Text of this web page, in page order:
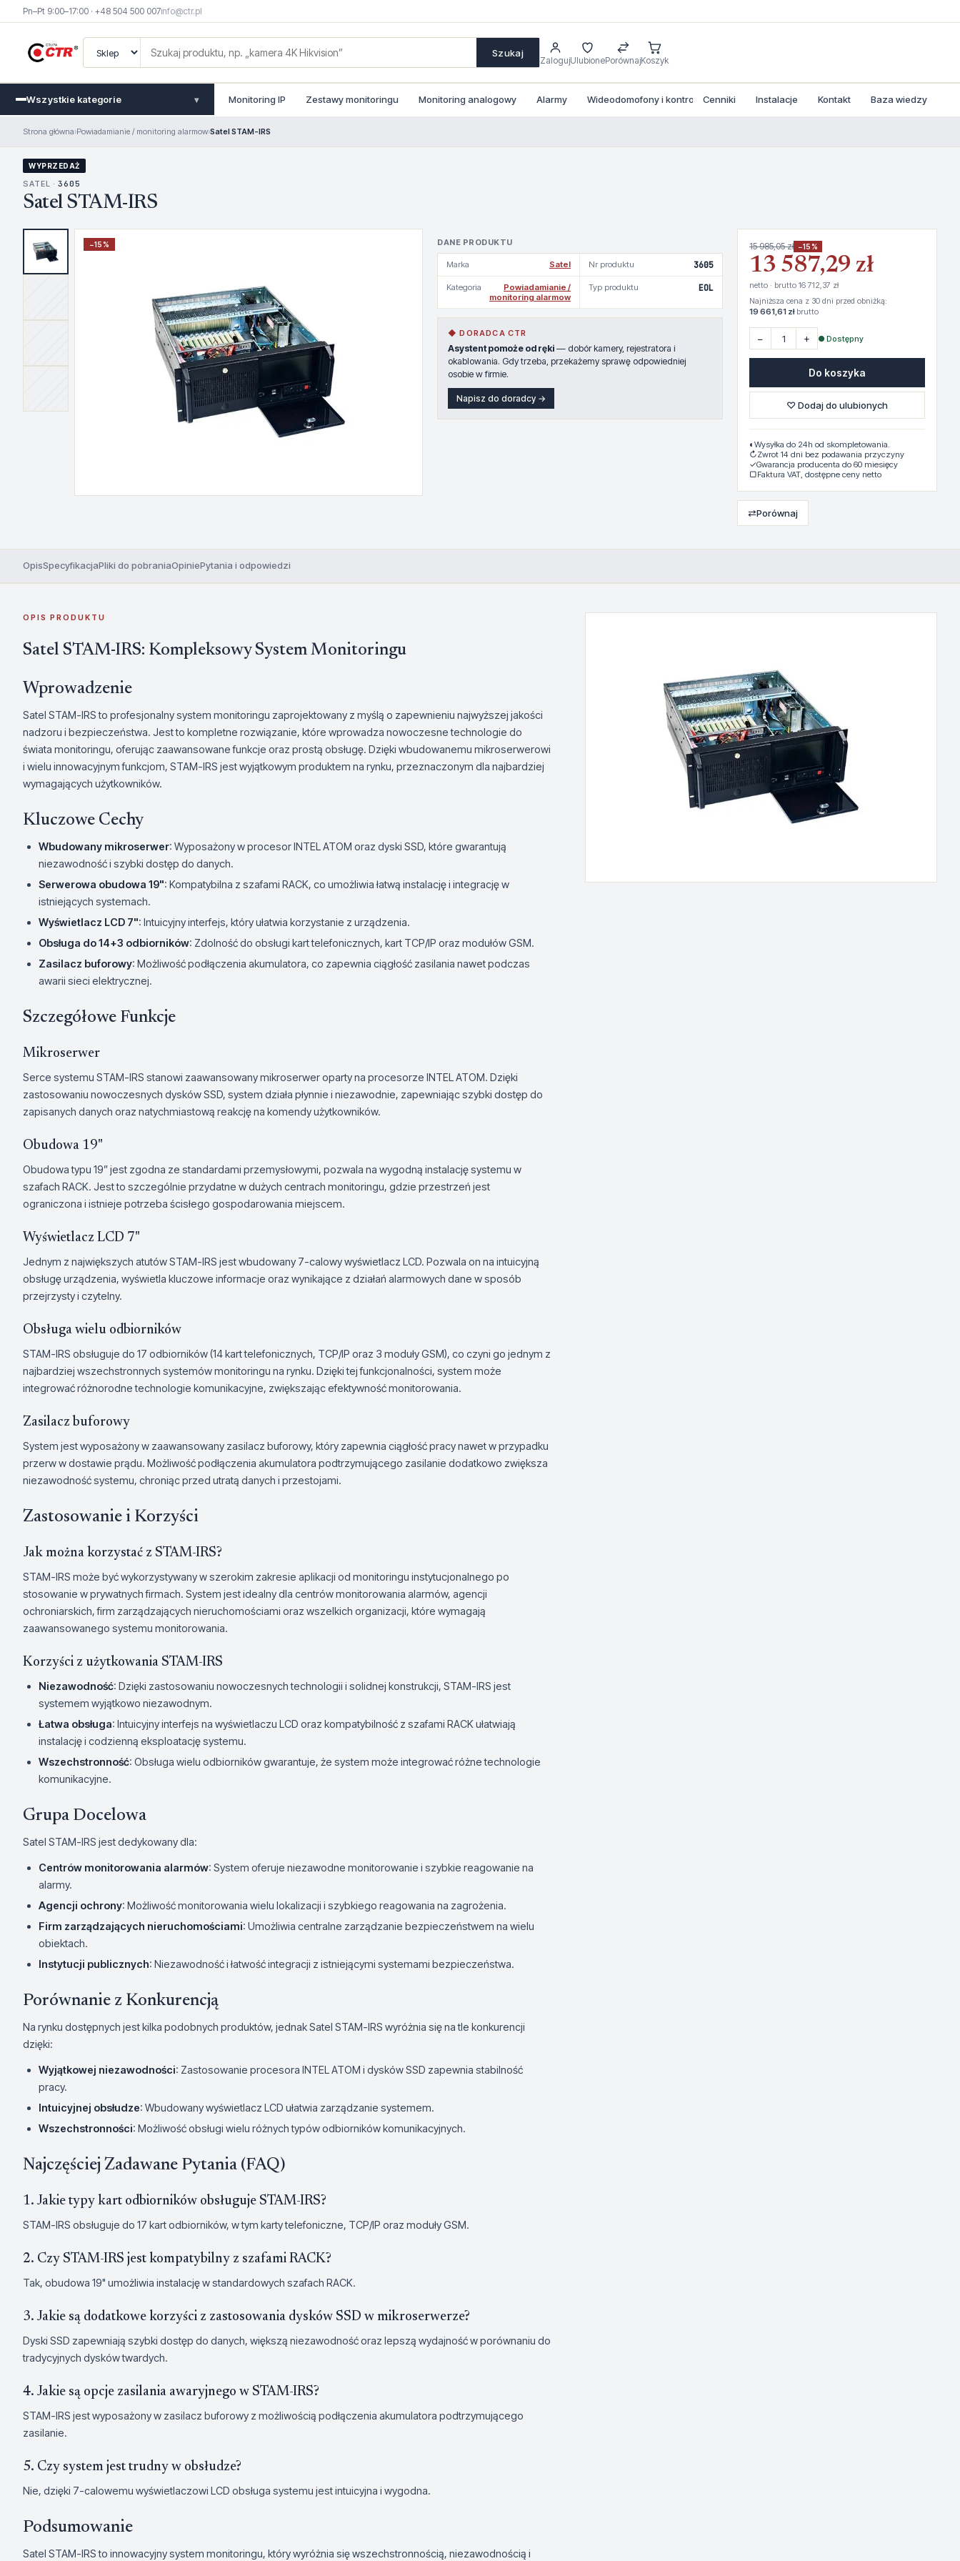
Pn–Pt 9:00–17:00 · +48 504 500 007info@ctr.pl
Szukaj
ZalogujUlubionePorównajKoszyk
Wszystkie kategorie ▾ Monitoring IP Zestawy monitoringu Monitoring analogowy Alarmy Wideodomofony i kontrola dostepu
Cenniki Instalacje Kontakt Baza wiedzy
Strona główna›Powiadamianie / monitoring alarmow›Satel STAM-IRS
WYPRZEDAŻ
SATEL · 3605
Satel STAM-IRS
−15% DANE PRODUKTU
Marka Satel Nr produktu 3605
Kategoria
Powiadamianie /
monitoring alarmow
Typ produktu EOL
◆ DORADCA CTR
Asystent pomoże od ręki — dobór kamery, rejestratora i
okablowania. Gdy trzeba, przekażemy sprawę odpowiedniej
osobie w firmie.
Napisz do doradcy →
15 985,05 zł −15%
13 587,29 zł
netto · brutto 16 712,37 zł
Najniższa cena z 30 dni przed obniżką:
19 661,61 złbrutto
− + ● Dostępny
Do koszyka
♡ Dodaj do ulubionych
◐ Wysyłka do 24h od skompletowania.
↻Zwrot 14 dni bez podawania przyczyny
✓Gwarancja producenta do 60 miesięcy
▢Faktura VAT, dostępne ceny netto
⇄Porównaj
OpisSpecyfikacjaPliki do pobraniaOpiniePytania i odpowiedzi
OPIS PRODUKTU
Satel STAM-IRS: Kompleksowy System Monitoringu
Wprowadzenie
Satel STAM-IRS to profesjonalny system monitoringu zaprojektowany z myślą o zapewnieniu najwyższej jakości
nadzoru i bezpieczeństwa. Jest to kompletne rozwiązanie, które wprowadza nowoczesne technologie do
świata monitoringu, oferując zaawansowane funkcje oraz prostą obsługę. Dzięki wbudowanemu mikroserwerowi
i wielu innowacyjnym funkcjom, STAM-IRS jest wyjątkowym produktem na rynku, przeznaczonym dla najbardziej
wymagających użytkowników.
Kluczowe Cechy
Wbudowany mikroserwer: Wyposażony w procesor INTEL ATOM oraz dyski SSD, które gwarantują
niezawodność i szybki dostęp do danych.
Serwerowa obudowa 19": Kompatybilna z szafami RACK, co umożliwia łatwą instalację i integrację w
istniejących systemach.
Wyświetlacz LCD 7": Intuicyjny interfejs, który ułatwia korzystanie z urządzenia.
Obsługa do 14+3 odbiorników: Zdolność do obsługi kart telefonicznych, kart TCP/IP oraz modułów GSM.
Zasilacz buforowy: Możliwość podłączenia akumulatora, co zapewnia ciągłość zasilania nawet podczas
awarii sieci elektrycznej.
Szczegółowe Funkcje
Mikroserwer
Serce systemu STAM-IRS stanowi zaawansowany mikroserwer oparty na procesorze INTEL ATOM. Dzięki
zastosowaniu nowoczesnych dysków SSD, system działa płynnie i niezawodnie, zapewniając szybki dostęp do
zapisanych danych oraz natychmiastową reakcję na komendy użytkowników.
Obudowa 19"
Obudowa typu 19” jest zgodna ze standardami przemysłowymi, pozwala na wygodną instalację systemu w
szafach RACK. Jest to szczególnie przydatne w dużych centrach monitoringu, gdzie przestrzeń jest
ograniczona i istnieje potrzeba ścisłego gospodarowania miejscem.
Wyświetlacz LCD 7"
Jednym z największych atutów STAM-IRS jest wbudowany 7-calowy wyświetlacz LCD. Pozwala on na intuicyjną
obsługę urządzenia, wyświetla kluczowe informacje oraz wynikające z działań alarmowych dane w sposób
przejrzysty i czytelny.
Obsługa wielu odbiorników
STAM-IRS obsługuje do 17 odbiorników (14 kart telefonicznych, TCP/IP oraz 3 moduły GSM), co czyni go jednym z
najbardziej wszechstronnych systemów monitoringu na rynku. Dzięki tej funkcjonalności, system może
integrować różnorodne technologie komunikacyjne, zwiększając efektywność monitorowania.
Zasilacz buforowy
System jest wyposażony w zaawansowany zasilacz buforowy, który zapewnia ciągłość pracy nawet w przypadku
przerw w dostawie prądu. Możliwość podłączenia akumulatora podtrzymującego zasilanie dodatkowo zwiększa
niezawodność systemu, chroniąc przed utratą danych i przestojami.
Zastosowanie i Korzyści
Jak można korzystać z STAM-IRS?
STAM-IRS może być wykorzystywany w szerokim zakresie aplikacji od monitoringu instytucjonalnego po
stosowanie w prywatnych firmach. System jest idealny dla centrów monitorowania alarmów, agencji
ochroniarskich, firm zarządzających nieruchomościami oraz wszelkich organizacji, które wymagają
zaawansowanego systemu monitorowania.
Korzyści z użytkowania STAM-IRS
Niezawodność: Dzięki zastosowaniu nowoczesnych technologii i solidnej konstrukcji, STAM-IRS jest
systemem wyjątkowo niezawodnym.
Łatwa obsługa: Intuicyjny interfejs na wyświetlaczu LCD oraz kompatybilność z szafami RACK ułatwiają
instalację i codzienną eksploatację systemu.
Wszechstronność: Obsługa wielu odbiorników gwarantuje, że system może integrować różne technologie
komunikacyjne.
Grupa Docelowa
Satel STAM-IRS jest dedykowany dla:
Centrów monitorowania alarmów: System oferuje niezawodne monitorowanie i szybkie reagowanie na
alarmy.
Agencji ochrony: Możliwość monitorowania wielu lokalizacji i szybkiego reagowania na zagrożenia.
Firm zarządzających nieruchomościami: Umożliwia centralne zarządzanie bezpieczeństwem na wielu
obiektach.
Instytucji publicznych: Niezawodność i łatwość integracji z istniejącymi systemami bezpieczeństwa.
Porównanie z Konkurencją
Na rynku dostępnych jest kilka podobnych produktów, jednak Satel STAM-IRS wyróżnia się na tle konkurencji
dzięki:
Wyjątkowej niezawodności: Zastosowanie procesora INTEL ATOM i dysków SSD zapewnia stabilność
pracy.
Intuicyjnej obsłudze: Wbudowany wyświetlacz LCD ułatwia zarządzanie systemem.
Wszechstronności: Możliwość obsługi wielu różnych typów odbiorników komunikacyjnych.
Najczęściej Zadawane Pytania (FAQ)
1. Jakie typy kart odbiorników obsługuje STAM-IRS?
STAM-IRS obsługuje do 17 kart odbiorników, w tym karty telefoniczne, TCP/IP oraz moduły GSM.
2. Czy STAM-IRS jest kompatybilny z szafami RACK?
Tak, obudowa 19" umożliwia instalację w standardowych szafach RACK.
3. Jakie są dodatkowe korzyści z zastosowania dysków SSD w mikroserwerze?
Dyski SSD zapewniają szybki dostęp do danych, większą niezawodność oraz lepszą wydajność w porównaniu do
tradycyjnych dysków twardych.
4. Jakie są opcje zasilania awaryjnego w STAM-IRS?
STAM-IRS jest wyposażony w zasilacz buforowy z możliwością podłączenia akumulatora podtrzymującego
zasilanie.
5. Czy system jest trudny w obsłudze?
Nie, dzięki 7-calowemu wyświetlaczowi LCD obsługa systemu jest intuicyjna i wygodna.
Podsumowanie
Satel STAM-IRS to innowacyjny system monitoringu, który wyróżnia się wszechstronnością, niezawodnością i